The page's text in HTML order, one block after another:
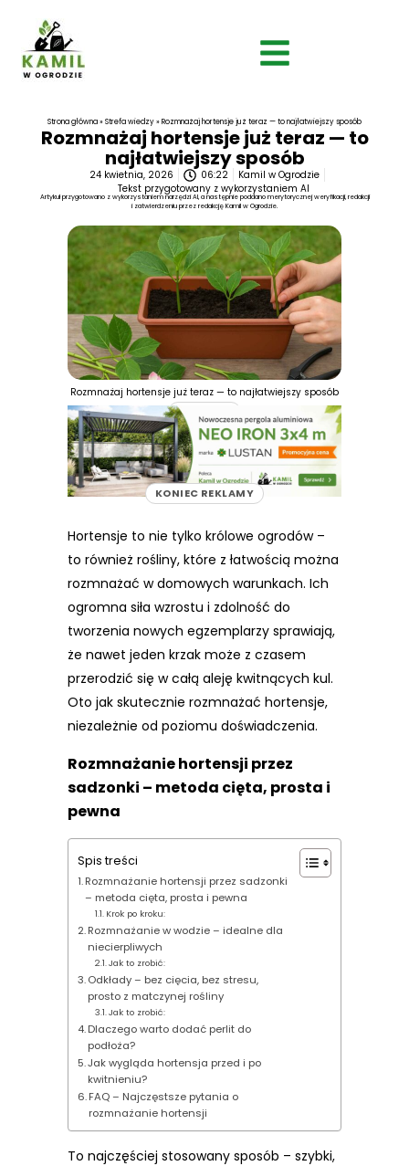
Strona główna»Strefa wiedzy»Rozmnażaj hortensje już teraz — to najłatwiejszy sposób
Rozmnażaj hortensje już teraz — to
najłatwiejszy sposób
24 kwietnia, 2026 06:22
Kamil w Ogrodzie
Tekst przygotowany z wykorzystaniem AI
Artykuł przygotowano z wykorzystaniem narzędzi AI, a następnie poddano merytorycznej weryfikacji, redakcji
i zatwierdzeniu przez redakcję Kamil w Ogrodzie.
Rozmnażaj hortensje już teraz — to najłatwiejszy sposób
REKLAMA
KONIEC REKLAMY
Hortensje to nie tylko królowe ogrodów –
to również rośliny, które z łatwością można
rozmnażać w domowych warunkach. Ich
ogromna siła wzrostu i zdolność do
tworzenia nowych egzemplarzy sprawiają,
że nawet jeden krzak może z czasem
przerodzić się w całą aleję kwitnących kul.
Oto jak skutecznie rozmnażać hortensje,
niezależnie od poziomu doświadczenia.
Rozmnażanie hortensji przez
sadzonki – metoda cięta, prosta i
pewna
Spis treści
Rozmnażanie hortensji przez sadzonki
– metoda cięta, prosta i pewna
Krok po kroku:
Rozmnażanie w wodzie – idealne dla
niecierpliwych
Jak to zrobić:
Odkłady – bez cięcia, bez stresu,
prosto z matczynej rośliny
Jak to zrobić:
Dlaczego warto dodać perlit do
podłoża?
Jak wygląda hortensja przed i po
kwitnieniu?
FAQ – Najczęstsze pytania o
rozmnażanie hortensji
To najczęściej stosowany sposób – szybki,